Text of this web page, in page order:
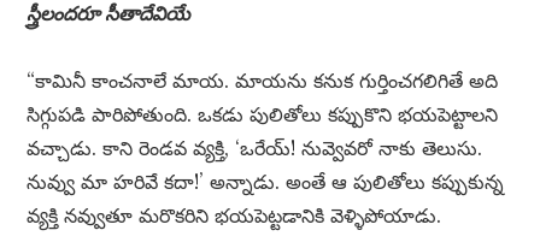
స్త్రీలందరూ సీతాదేవియే
“కామినీ కాంచనాలే మాయ. మాయను కనుక గుర్తించగలిగితే అది
సిగ్గుపడి పారిపోతుంది. ఒకడు పులితోలు కప్పుకొని భయపెట్టాలని
వచ్చాడు. కాని రెండవ వ్యక్తి, ‘ఒరేయ్! నువ్వెవరో నాకు తెలుసు.
నువ్వు మా హరివే కదా!’ అన్నాడు. అంతే ఆ పులితోలు కప్పుకున్న
వ్యక్తి నవ్వుతూ మరొకరిని భయపెట్టడానికి వెళ్ళిపోయాడు.